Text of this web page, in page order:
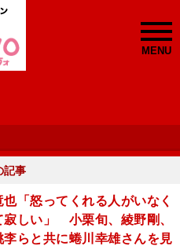
MENU
記事
也「怒ってくれる人がいなく
寂しい」 小栗旬、綾野剛、
李らと共に蜷川幸雄さんを見